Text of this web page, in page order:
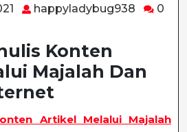
Desember
2021
happyladybug938
0
Konten
Majalah Dan
Artikel Melalui Majalah